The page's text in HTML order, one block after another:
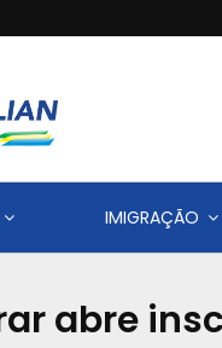
IMIGRAÇÃO
abre